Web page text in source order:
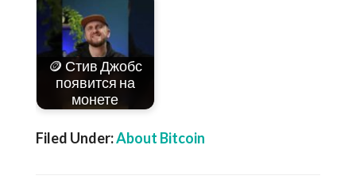
🪙 Стив Джобс
появится на
монете
Filed Under:About Bitcoin